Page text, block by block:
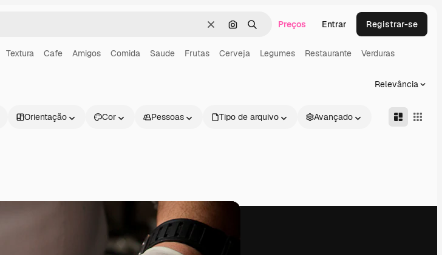
LimparPesquisar por imagem
BuscarPreços Entrar Registrar-se
Textura Cafe Amigos Comida Saude Frutas Cerveja Legumes Restaurante Verduras
Relevância
Orientação Cor Pessoas Tipo de arquivo Avançado